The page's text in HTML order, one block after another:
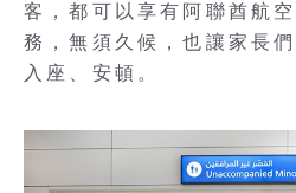
客，都可以享有阿聯酋航
務，無須久候，也讓家長
入座、安頓。